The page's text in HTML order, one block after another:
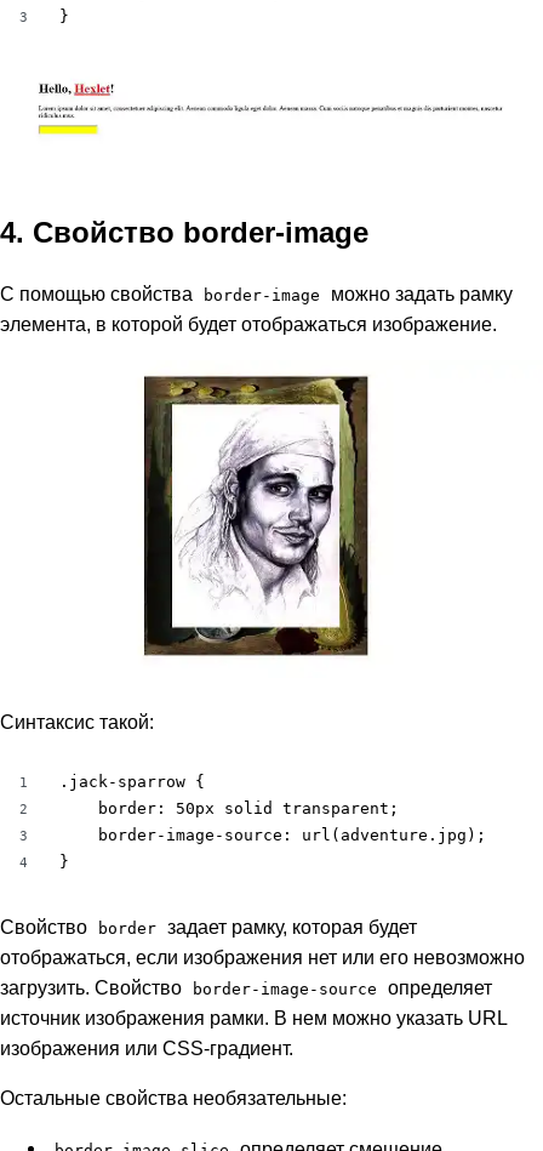
3
}
4. Свойство border-image
С помощью свойства border-image
можно задать рамку
элемента, в которой будет отображаться изображение.
Синтаксис такой:
1
2
3
4
.jack-sparrow {
}
Свойство border задает рамку, которая будет
отображаться, если изображения нет или его невозможно
загрузить. Свойство
border-image-source
определяет
источник изображения рамки. В нем можно указать URL
изображения или CSS-градиент.
Остальные свойства необязательные: